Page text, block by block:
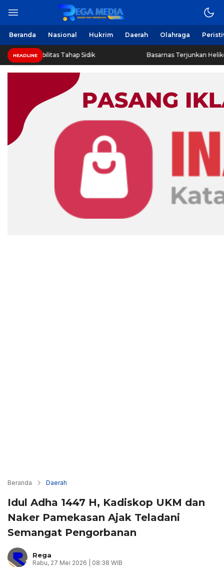
Beranda Nasional Hukrim Daerah Olahraga
HEADLINE
Tahap Sidik Basarnas Terjunkan Helikopter Sisir
Beranda Daerah
Idul Adha 1447 H, Kadiskop UKM dan
Naker Pamekasan Ajak Teladani
Semangat Pengorbanan
Rega
Rabu, 27 Mei 2026 | 08:38 WIB